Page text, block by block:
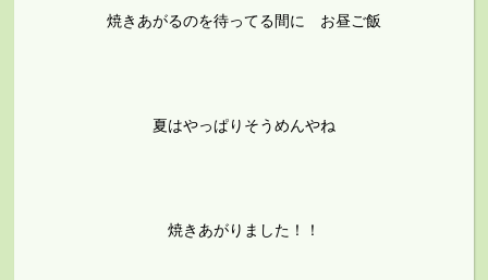
焼きあがるのを待ってる間に お昼ご飯
夏はやっぱりそうめんやね
焼きあがりました！！